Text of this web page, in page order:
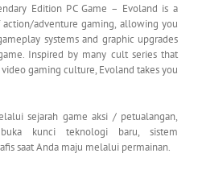
Edition PC Game – Evoland is a
adventure gaming, allowing you
systems and graphic upgrades
Inspired by many cult series that
gaming culture, Evoland takes you
sejarah game aksi / petualangan,
kunci teknologi baru, sistem
saat Anda maju melalui permainan.